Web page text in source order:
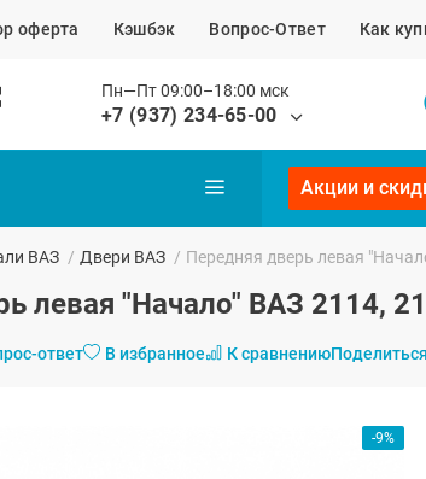
оферта Кэшбэк Вопрос-Ответ Как
Пн—Пт 09:00–18:00 мск
+7 (937) 234-65-00
Акции и
ВАЗ / Двери ВАЗ / Передняя дверь левая
левая "Начало" ВАЗ 2114,
ответ В избранное К сравнению
-9%